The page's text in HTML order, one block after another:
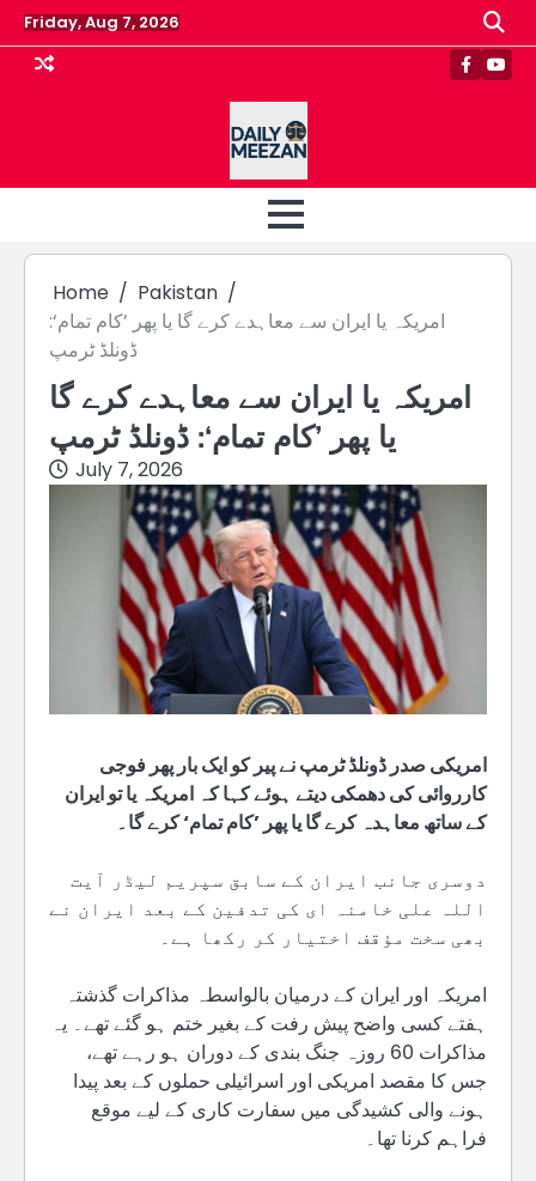
Skip
to
content
Friday, Aug 7, 2026
Home
Pakistan
امریکہ یا ایران سے معاہدے کرے گا یا پھر ’کام تمام‘:
ڈونلڈ ٹرمپ
امریکہ یا ایران سے معاہدے کرے گا
یا پھر ’کام تمام‘: ڈونلڈ ٹرمپ
July 7, 2026
امریکی صدر ڈونلڈ ٹرمپ نے پیر کو ایک بار پھر فوجی
کارروائی کی دھمکی دیتے ہوئے کہا کہ امریکہ یا تو ایران
کے ساتھ معاہدہ کرے گا یا پھر ’کام تمام‘ کرے گا۔
دوسری جانب ایران کے سابق سپریم لیڈر آیت
اللہ علی خامنہ ای کی تدفین کے بعد ایران نے
بھی سخت مؤقف اختیار کر رکھا ہے۔
امریکہ اور ایران کے درمیان بالواسطہ مذاکرات گذشتہ
ہفتے کسی واضح پیش رفت کے بغیر ختم ہو گئے تھے۔ یہ
مذاکرات 60 روزہ جنگ بندی کے دوران ہو رہے تھے،
جس کا مقصد امریکی اور اسرائیلی حملوں کے بعد پیدا
ہونے والی کشیدگی میں سفارت کاری کے لیے موقع
فراہم کرنا تھا۔